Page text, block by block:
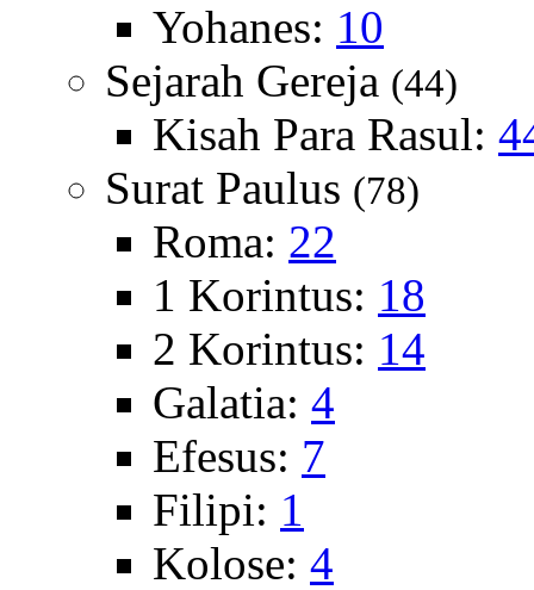
Yohanes: 10
Sejarah Gereja (44)
Kisah Para Rasul:
Surat Paulus (78)
Roma: 22
1 Korintus: 18
2 Korintus: 14
Galatia: 4
Efesus: 7
Filipi: 1
Kolose: 4